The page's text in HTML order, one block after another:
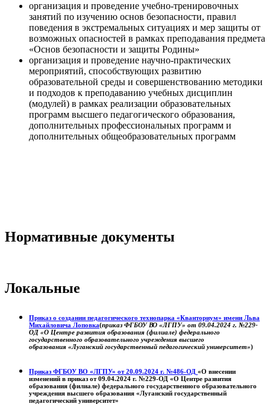
организация и проведение учебно-тренировочных
занятий по изучению основ безопасности, правил
поведения в экстремальных ситуациях и мер защиты от
возможных опасностей в рамках преподавания предмета
«Основ безопасности и защиты Родины»
организация и проведение научно-практических
мероприятий, способствующих развитию
образовательной среды и совершенствованию методики
и подходов к преподаванию учебных дисциплин
(модулей) в рамках реализации образовательных
программ высшего педагогического образования,
дополнительных профессиональных программ и
дополнительных общеобразовательных программ
Нормативные документы
Локальные
Приказ о создании педагогического технопарка «Кванториум» имени Льва
Михайловича Лоповка(приказ ФГБОУ ВО «ЛГПУ» от 09.04.2024 г. №229-
ОД «О Центре развития образования (филиале) федерального
государственного образовательного учреждения высшего
образования «Луганский государственный педагогический университет»)
Приказ ФГБОУ ВО «ЛГПУ» от 20.09.2024 г. №486-ОД «О внесении
изменений в приказ от 09.04.2024 г. №229-ОД «О Центре развития
образования (филиале) федерального государственного образовательного
учреждения высшего образования «Луганский государственный
педагогический университет»